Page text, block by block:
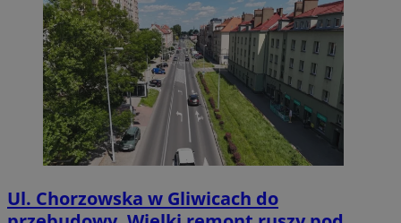
Ul. Chorzowska w Gliwicach do